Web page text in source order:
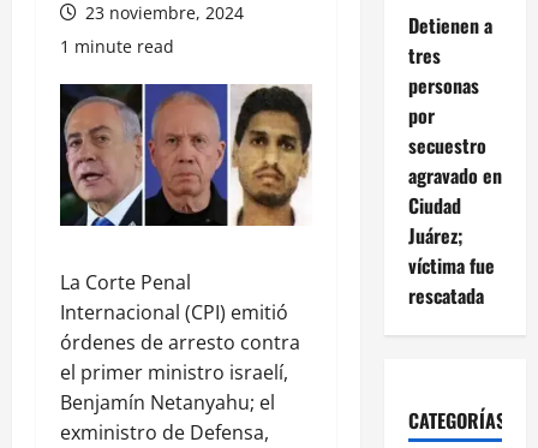
23 noviembre, 2024
1 minute read
La Corte Penal
Internacional (CPI) emitió
órdenes de arresto contra
el primer ministro israelí,
Benjamín Netanyahu; el
exministro de Defensa,
Detienen a
tres
personas
por
secuestro
agravado en
Ciudad
Juárez;
víctima fue
rescatada
CATEGORÍAS